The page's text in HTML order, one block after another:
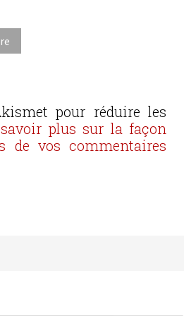
pour réduire les
plus sur la façon
de vos commentaires